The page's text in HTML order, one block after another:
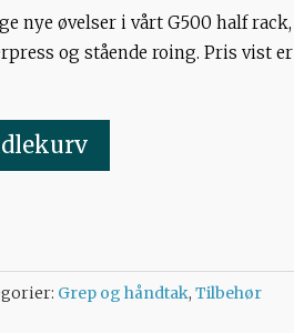
nye øvelser i vårt G500 half rack,
og stående roing. Pris vist er
Grep og håndtak,Tilbehør